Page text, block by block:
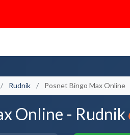
Rudnik Posnet Bingo Max Online
Online - Rudnik